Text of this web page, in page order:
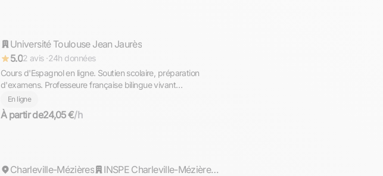
Répond rapidement
Université Toulouse Jean Jaurès
5.02 avis ·24h données
Cours d'Espagnol en ligne. Soutien scolaire, préparation
d'examens. Professeure française bilingue vivant
actuellement à Buenos Aires
En ligne
À partir de24,05 €/h
Répond rapidement
Charleville-Mézières
INSPE Charleville-Mézières: Institut National Supérieur du Professorat et de l'Education